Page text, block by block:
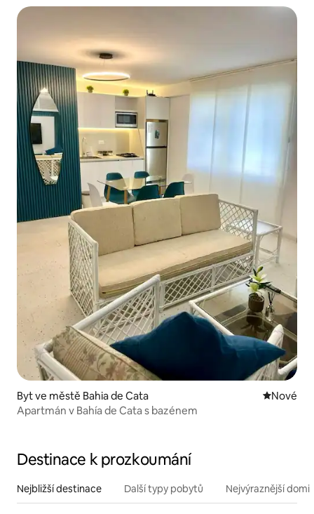
Byt ve městě Bahia de Cata Nové
Nové
Apartmán v Bahía de Cata s bazénem
Destinace k prozkoumání
Nejbližší destinace Další typy pobytů Nejvýraznější